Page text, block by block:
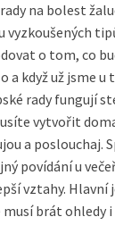
na bolest
vyzkoušených
o tom, co
a když už jsme u
rady fungují
vytvořit
a poslouchaj.
povídání u
vztahy. Hlavní
musí brát ohledy